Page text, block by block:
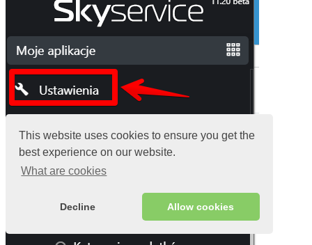
This website uses cookies to ensure you get the
best experience on our website.
What are cookies
Decline Allow cookies